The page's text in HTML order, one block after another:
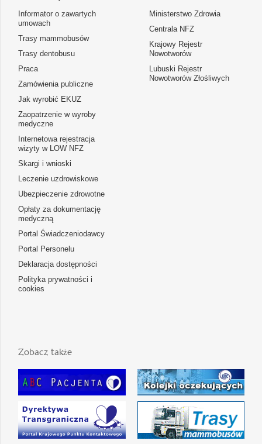
Informator o zawartych
umowach
Trasy mammobusów
Trasy dentobusu
Praca
Zamówienia publiczne
Jak wyrobić EKUZ
Zaopatrzenie w wyroby
medyczne
Internetowa rejestracja
wizyty w LOW NFZ
Skargi i wnioski
Leczenie uzdrowiskowe
Ubezpieczenie zdrowotne
Opłaty za dokumentację
medyczną
Portal Świadczeniodawcy
Portal Personelu
Deklaracja dostępności
Polityka prywatności i
cookies
Ministerstwo Zdrowia
Centrala NFZ
Krajowy Rejestr
Nowotworów
Lubuski Rejestr
Nowotworów Złośliwych
Zobacz także